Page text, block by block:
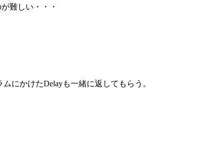
難しい・・・
にかけたDelayも一緒に返してもらう。